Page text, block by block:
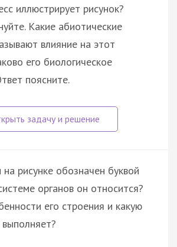
иллюстрирует рисунок?
Какие абиотические
влияние на этот
его биологическое
поясните.
на рисунке обозначен буквой
органов он относится?
его строения и какую